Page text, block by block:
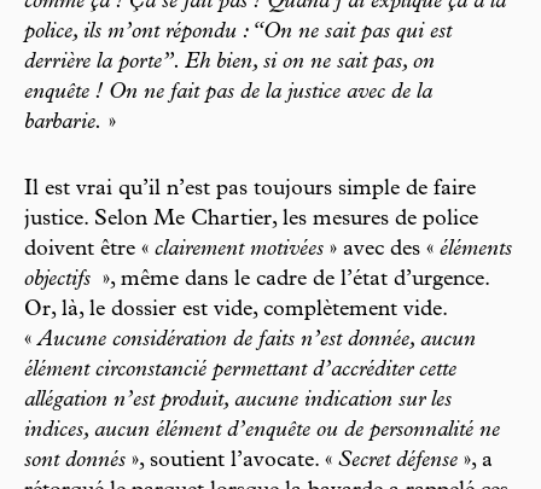
police, ils m’ont répondu : “On ne sait pas qui est
derrière la porte”. Eh bien, si on ne sait pas, on
enquête ! On ne fait pas de la justice avec de la
barbarie. »
Il est vrai qu’il n’est pas toujours simple de faire
justice. Selon Me Chartier, les mesures de police
doivent être « clairement motivées » avec des « éléments
objectifs », même dans le cadre de l’état d’urgence.
Or, là, le dossier est vide, complètement vide.
«Aucune considération de faits n’est donnée, aucun
élément circonstancié permettant d’accréditer cette
allégation n’est produit, aucune indication sur les
indices, aucun élément d’enquête ou de personnalité ne
sont donnés », soutient l’avocate. « Secret défense », a